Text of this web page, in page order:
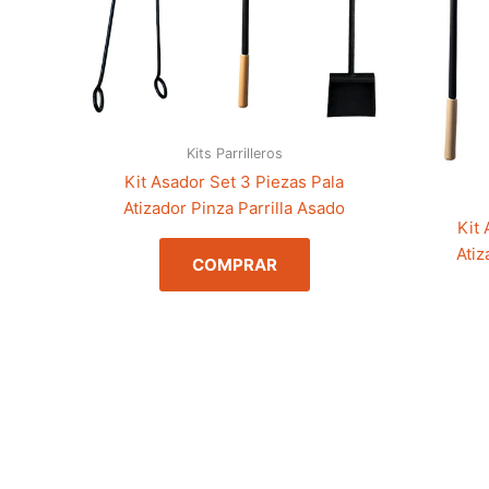
Kits Parrilleros
Kit Asador Set 3 Piezas Pala
Atizador Pinza Parrilla Asado
COMPRAR
Kit